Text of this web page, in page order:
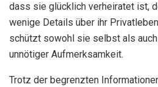
dass sie glücklich verheiratet ist,
wenige Details über ihr
schützt sowohl sie selbst als
unnötiger Aufmerksamkeit.
Trotz der begrenzten